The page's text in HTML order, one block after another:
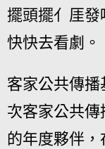
擺頭擺亻厓
快快去看劇。
客家公共傳
次客家公共
的年度夥伴